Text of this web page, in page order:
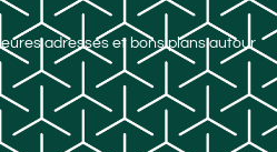
adresses et bons plans autour